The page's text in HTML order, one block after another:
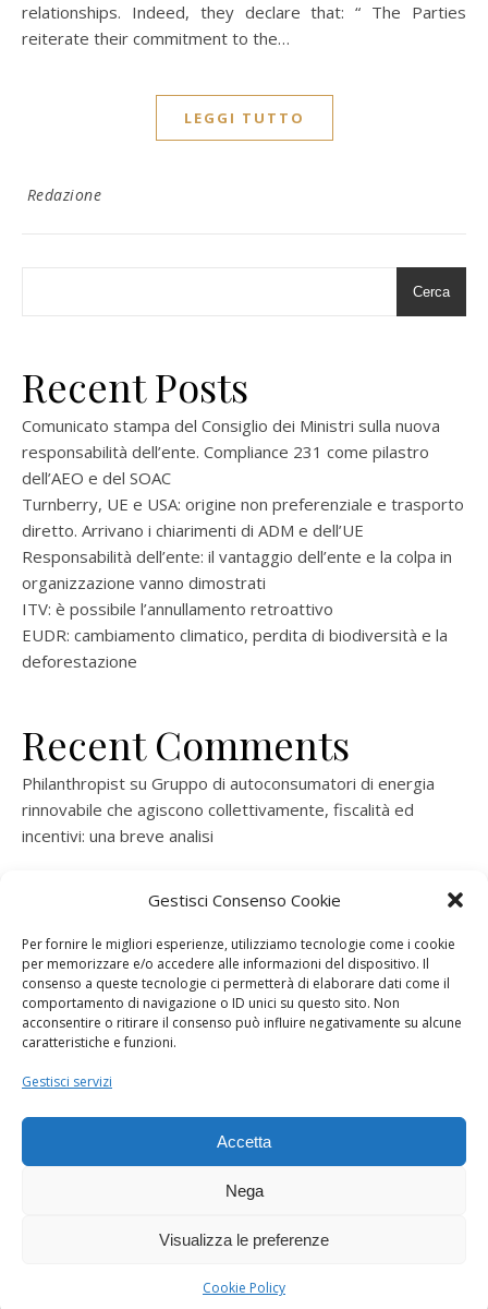
Gestisci Consenso Cookie
Per fornire le migliori esperienze, utilizziamo tecnologie come i cookie
per memorizzare e/o accedere alle informazioni del dispositivo. Il
consenso a queste tecnologie ci permetterà di elaborare dati come il
comportamento di navigazione o ID unici su questo sito. Non
acconsentire o ritirare il consenso può influire negativamente su alcune
caratteristiche e funzioni.
Gestisci servizi
Accetta
Nega
Visualizza le preferenze
Cookie Policy
relationships. Indeed, they declare that: “ The Parties
reiterate their commitment to the…
LEGGI TUTTO
Redazione
Cerca
Recent Posts
Comunicato stampa del Consiglio dei Ministri sulla nuova
responsabilità dell’ente. Compliance 231 come pilastro
dell’AEO e del SOAC
Turnberry, UE e USA: origine non preferenziale e trasporto
diretto. Arrivano i chiarimenti di ADM e dell’UE
Responsabilità dell’ente: il vantaggio dell’ente e la colpa in
organizzazione vanno dimostrati
ITV: è possibile l’annullamento retroattivo
EUDR: cambiamento climatico, perdita di biodiversità e la
deforestazione
Recent Comments
Philanthropist su Gruppo di autoconsumatori di energia
rinnovabile che agiscono collettivamente, fiscalità ed
incentivi: una breve analisi
rinnovabile che agiscono collettivamente, fiscalità ed
ramatogelsuGruppo di autoconsumatori di energia
rinnovabile che agiscono collettivamente, fiscalità ed
incentivi: una breve analisi
consorzio per la produzione di energia elettrica
Dogana Sostenibile 2026 ©
Ashe Tema di
WP Royal